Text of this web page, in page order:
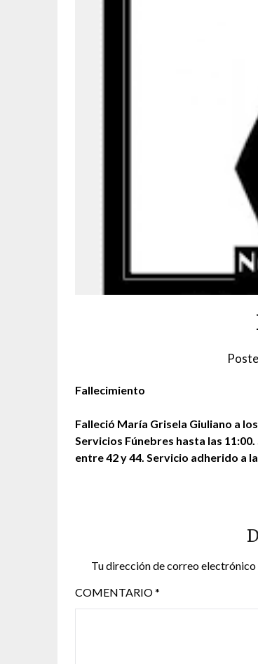
Fallecimiento
Falleció María Grisela Giuliano a
Servicios Fúnebres hasta las
entre 42 y 44. Servicio adherido a
Tu dirección de correo electrónico
COMENTARIO*